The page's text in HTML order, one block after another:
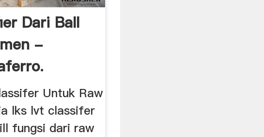
Dari Ball
-
Untuk Raw
lks lvt classifer
fungsi dari raw